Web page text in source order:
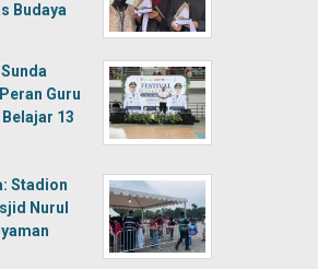
Budaya
Guru
Belajar 13
Stadion
Nurul